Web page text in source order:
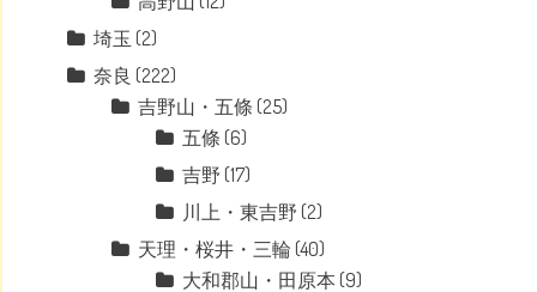
埼玉 (2)
奈良 (222)
吉野山・五條 (25)
五條 (6)
吉野 (17)
川上・東吉野 (2)
天理・桜井・三輪 (40)
大和郡山・田原本 (9)